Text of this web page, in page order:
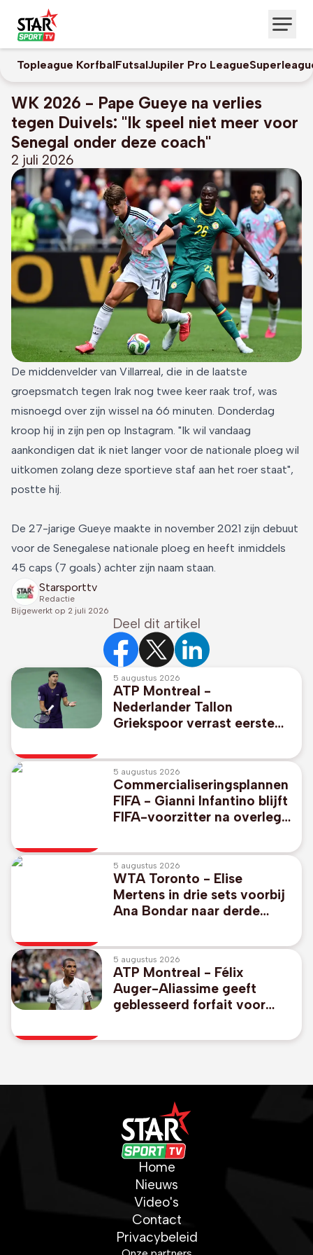
Topleague KorfbalFutsalJupiler Pro League
WK 2026 - Pape Gueye na verlies
tegen Duivels: "Ik speel niet meer voor
Senegal onder deze coach"
2 juli 2026
De middenvelder van Villarreal, die in de laatste
groepsmatch tegen Irak nog twee keer raak trof, was
misnoegd over zijn wissel na 66 minuten. Donderdag
kroop hij in zijn pen op Instagram. "Ik wil vandaag
aankondigen dat ik niet langer voor de nationale ploeg wil
uitkomen zolang deze sportieve staf aan het roer staat",
postte hij.
De 27-jarige Gueye maakte in november 2021 zijn debuut
voor de Senegalese nationale ploeg en heeft inmiddels
45 caps (7 goals) achter zijn naam staan.
Starsporttv
Redactie
Bijgewerkt op 2 juli 2026
Deel dit artikel
5 augustus 2026
ATP Montreal -
Nederlander Tallon
Griekspoor verrast eerste
Zverev
5 augustus 2026
Commercialiseringsplannen
FIFA - Gianni Infantino blijft
FIFA-voorzitter na overleg
5 augustus 2026
WTA Toronto - Elise
Mertens in drie sets voorbij
Ana Bondar naar derde
5 augustus 2026
ATP Montreal - Félix
Auger-Aliassime geeft
geblesseerd forfait voor
Home
Nieuws
Video's
Contact
Privacybeleid